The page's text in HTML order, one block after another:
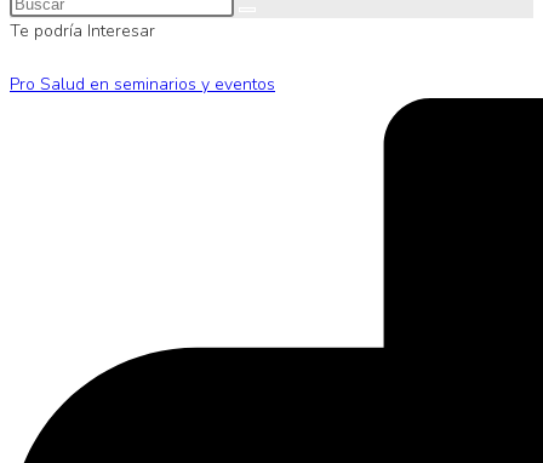
Te podría Interesar
Pro Salud en seminarios y eventos